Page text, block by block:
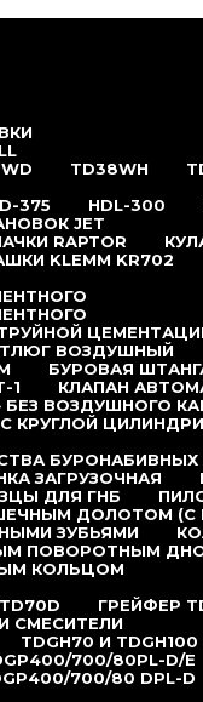
TD38WH
375 HDL-300
JET
RAPTOR
KLEMM KR702
ВОЗДУШНЫЙ
БУРОВАЯ
1
КЛАПАН
ВОЗДУШНОГО
КРУГЛОЙ
БУРОНАБИВНЫХ
ЗАГРУЗОЧНАЯ
ДЛЯ ГНБ
ДОЛОТОМ
ЗУБЬЯМИ
ПОВОРОТНЫМ
КОЛЬЦОМ
ГРЕЙФЕР
СМЕСИТЕЛИ
TDGH70 И TDGH100
700/80PL-D/E
700/80 DPL-D